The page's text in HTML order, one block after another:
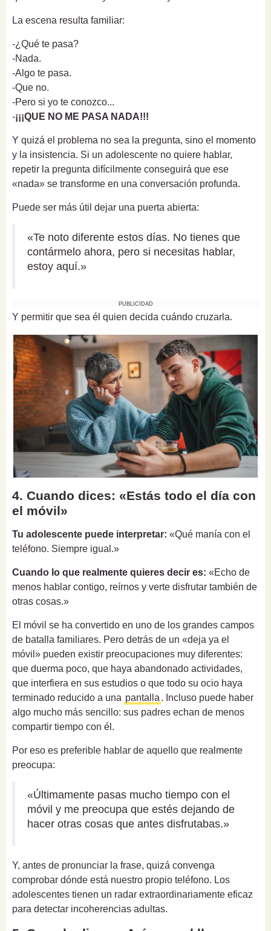
La escena resulta familiar:
-¿Qué te pasa?
-Nada.
-Algo te pasa.
-Que no.
-Pero si yo te conozco...
-¡¡¡QUE NO ME PASA NADA!!!
Y quizá el problema no sea la pregunta, sino el momento
y la insistencia. Si un adolescente no quiere hablar,
repetir la pregunta difícilmente conseguirá que ese
«nada» se transforme en una conversación profunda.
Puede ser más útil dejar una puerta abierta:
«Te noto diferente estos días. No tienes que
contármelo ahora, pero si necesitas hablar,
estoy aquí.»
PUBLICIDAD
Y permitir que sea él quien decida cuándo cruzarla.
4. Cuando dices: «Estás todo el día con
el móvil»
Tu adolescente puede interpretar: «Qué manía con el
teléfono. Siempre igual.»
Cuando lo que realmente quieres decir es: «Echo de
menos hablar contigo, reírnos y verte disfrutar también de
otras cosas.»
El móvil se ha convertido en uno de los grandes campos
de batalla familiares. Pero detrás de un «deja ya el
móvil» pueden existir preocupaciones muy diferentes:
que duerma poco, que haya abandonado actividades,
que interfiera en sus estudios o que todo su ocio haya
terminado reducido a una pantalla . Incluso puede haber
algo mucho más sencillo: sus padres echan de menos
compartir tiempo con él.
Por eso es preferible hablar de aquello que realmente
preocupa:
«Últimamente pasas mucho tiempo con el
móvil y me preocupa que estés dejando de
hacer otras cosas que antes disfrutabas.»
Y, antes de pronunciar la frase, quizá convenga
comprobar dónde está nuestro propio teléfono. Los
adolescentes tienen un radar extraordinariamente eficaz
para detectar incoherencias adultas.